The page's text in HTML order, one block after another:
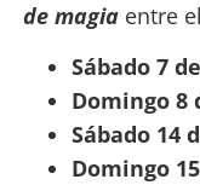
de magiaentre
Sábado 7
Domingo 8
Sábado 14
Domingo